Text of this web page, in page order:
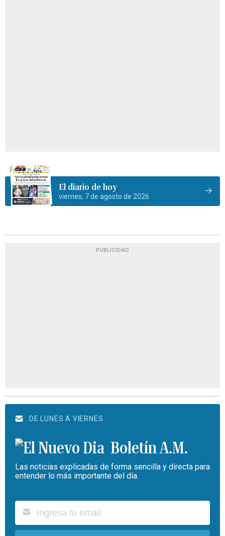
El diario de hoy
viernes, 7 de agosto de 2026
PUBLICIDAD
DE LUNES A VIERNES
Boletín A.M.
Las noticias explicadas de forma sencilla y directa para
entender lo más importante del día.